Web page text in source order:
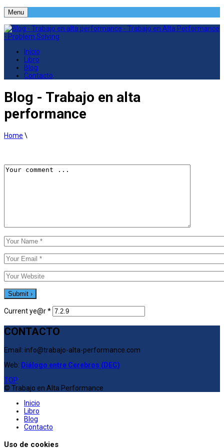
Menu
Inicio
Libro
Blog
Contacto
Blog - Trabajo en alta
performance
Home \
Current ye@r*
CONTACTO
Email: info@trabajo-alta-performance.com
Web: Diálogo entre Cerebros (DEC)
TOP
© Trabajo en Alta Performance
Inicio
Libro
Blog
Contacto
Uso de cookies